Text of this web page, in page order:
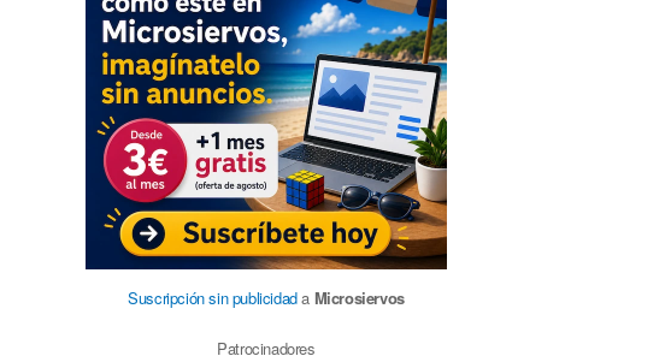
Suscripción sin publicidada Microsiervos
Patrocinadores